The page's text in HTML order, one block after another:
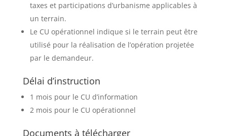
taxes et participations d’urbanisme applicables à
un terrain.
Le CU opérationnel indique si le terrain peut être
utilisé pour la réalisation de l’opération projetée
par le demandeur.
Délai d’instruction
1 mois pour le CU d’information
2 mois pour le CU opérationnel
Documents à télécharger